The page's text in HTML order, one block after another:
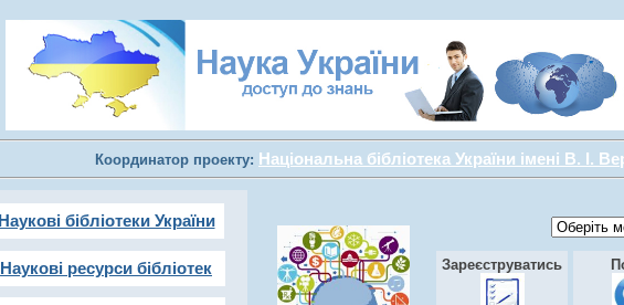
Координатор проекту: Національна бібліотека України імені В. І.
Наукові бібліотеки України
Наукові ресурси бібліотек Зареєструватись